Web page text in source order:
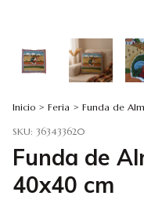
Inicio > Feria > Funda de
SKU: 363433620
Funda de
40x40 cm